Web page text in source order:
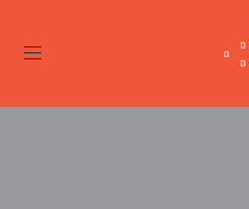
Toggle